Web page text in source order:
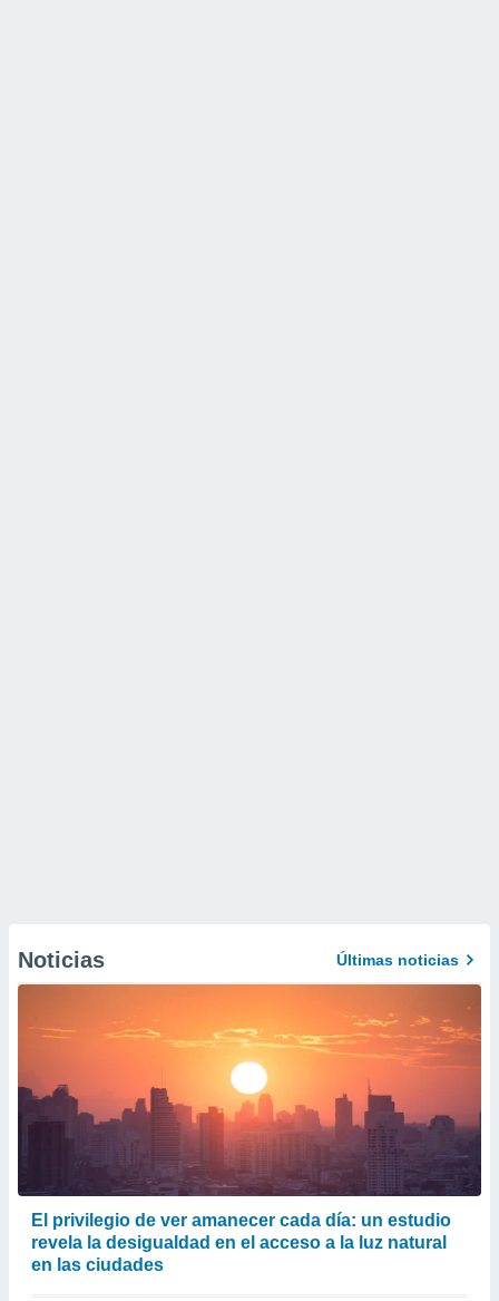
Noticias Últimas noticias
El privilegio de ver amanecer cada día: un estudio
revela la desigualdad en el acceso a la luz natural
en las ciudades